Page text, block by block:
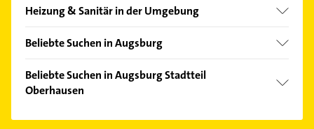
Antonsviertel
Bergheim
Haunstetten
Innenstadt
Heizung & Sanitär in der Umgebung
Stadtbergen
Gersthofen
Friedberg Bayern
Beliebte Suchen in Augsburg
Zahnarzt
Immobilien
Beliebte Suchen in Augsburg Stadtteil
Oberhausen